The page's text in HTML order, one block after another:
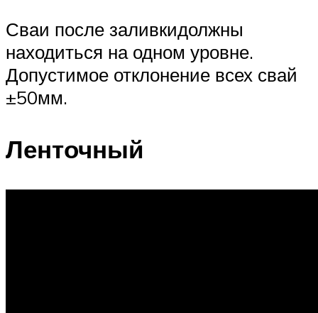
Сваи после заливкидолжны
находиться на одном уровне.
Допустимое отклонение всех свай
±50мм.
Ленточный